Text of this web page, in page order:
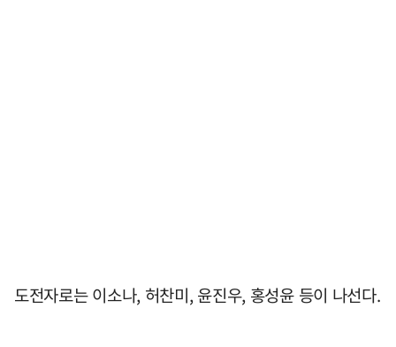
도전자로는 이소나, 허찬미, 윤진우, 홍성윤 등이 나선다.